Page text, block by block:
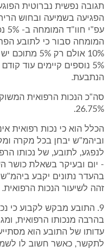
תגובה נפשית נברוטית
הפגיעה בשמיעה ובחוש
המומחה סבור כי לתובע
10% אולם רק
5% נוספים קיימים עוד
הנתבעת.
סה"כ הנכות הרפואית
26.75%.
הכלל הוא כי נכות רפואית
וביהמ"ש יבחן בכל מקרה
לנפגע, לתובע, של נכותו
- יום ובעיקר בשאלת כושר
בהעדר נתונים יקבע
זהה לשיעור הנכות הרפואית.
9. התובע מבקש לקבוע כי
בהרבה מנכותו הרפואית,
עדותו של התובע הוא
לתקשר, כאשר חשוב לו